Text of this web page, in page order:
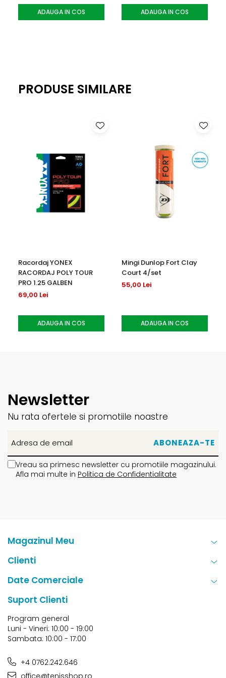
vibratiile produse la impact, pentru mai mult confort si o
senzatie mai placuta in timpul jocului.
ADAUGA IN COS ADAUGA IN COS
PRODUSE SIMILARE
Racordaj YONEX
RACORDAJ POLY TOUR
PRO 1.25 GALBEN
69,00 Lei
ADAUGA IN COS
Mingi Dunlop Fort Clay
Court 4/set
55,00 Lei
ADAUGA IN COS
Newsletter
Nu rata ofertele si promotiile noastre
Vreau sa primesc newsletter cu promotiile magazinului.
Afla mai multe in Politica de Confidentialitate
Magazinul Meu
Clienti
Date Comerciale
Suport Clienti
Program general
Luni - Vineri: 10:00 - 19:00
Sambata: 10:00 - 17:00
+4 0762.242.646
office@tenisshop.ro